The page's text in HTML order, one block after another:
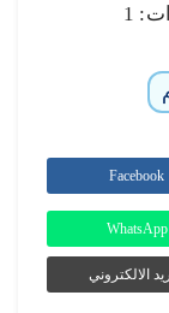
1
Facebook
WhatsApp
الالكتروني